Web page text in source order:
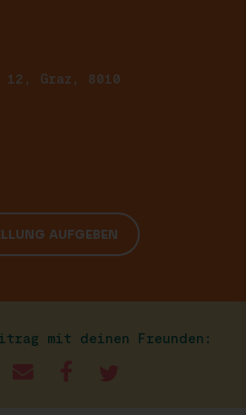
Graz, 8010
AUFGEBEN
mit deinen Freunden: